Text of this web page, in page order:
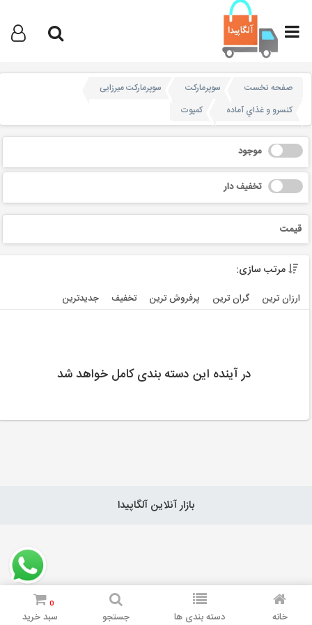
صفحه نخست سوپرمارکت
سوپرمارکت میرزایی
کنسرو و غذاي آماده
کمپوت
موجود
تخفیف دار
قیمت
مرتب سازی:
ارزان ترین گران ترین پرفروش ترین تخفیف جديدترين
در آینده این دسته بندی کامل خواهد شد
خانه دسته بندی ها جستجو
0
سبد خرید
بازار آنلاین آلگاپیدا